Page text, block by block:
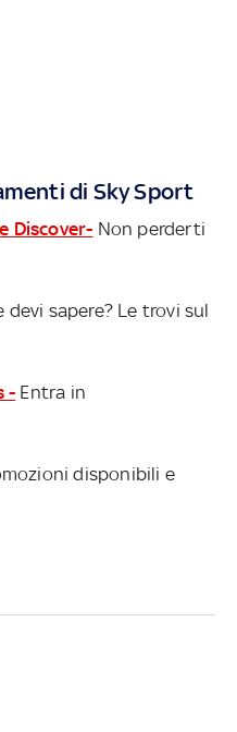
di Sky Sport
Discover- Non perderti
devi sapere? Le trovi sul
- Entra in
disponibili e